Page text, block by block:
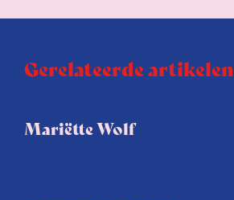
Gerelateerde artikelen
Mariëtte Wolf